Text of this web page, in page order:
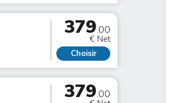
379.00
€ Net
Choisir
379.00